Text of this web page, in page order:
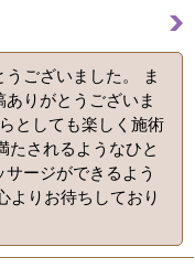
ございました。 ま
りがとうございま
としても楽しく施術
たされるようなひと
ージができるよう
りお待ちしており